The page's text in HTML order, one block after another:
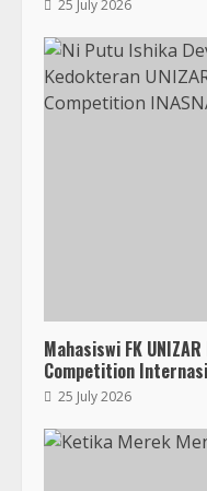
25 July 2026
Mahasiswi FK
Competition
25 July 2026